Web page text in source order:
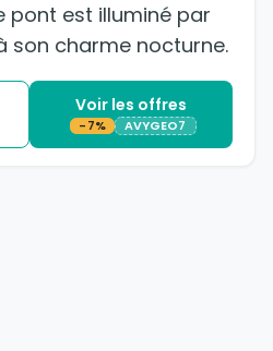
pont est illuminé par
son charme nocturne.
Voir les offres
-7% AVYGEO7